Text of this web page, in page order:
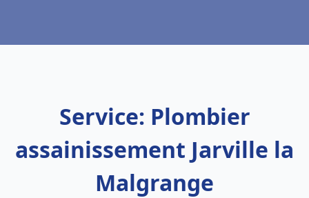
Service: Plombier
assainissement Jarville la
Malgrange